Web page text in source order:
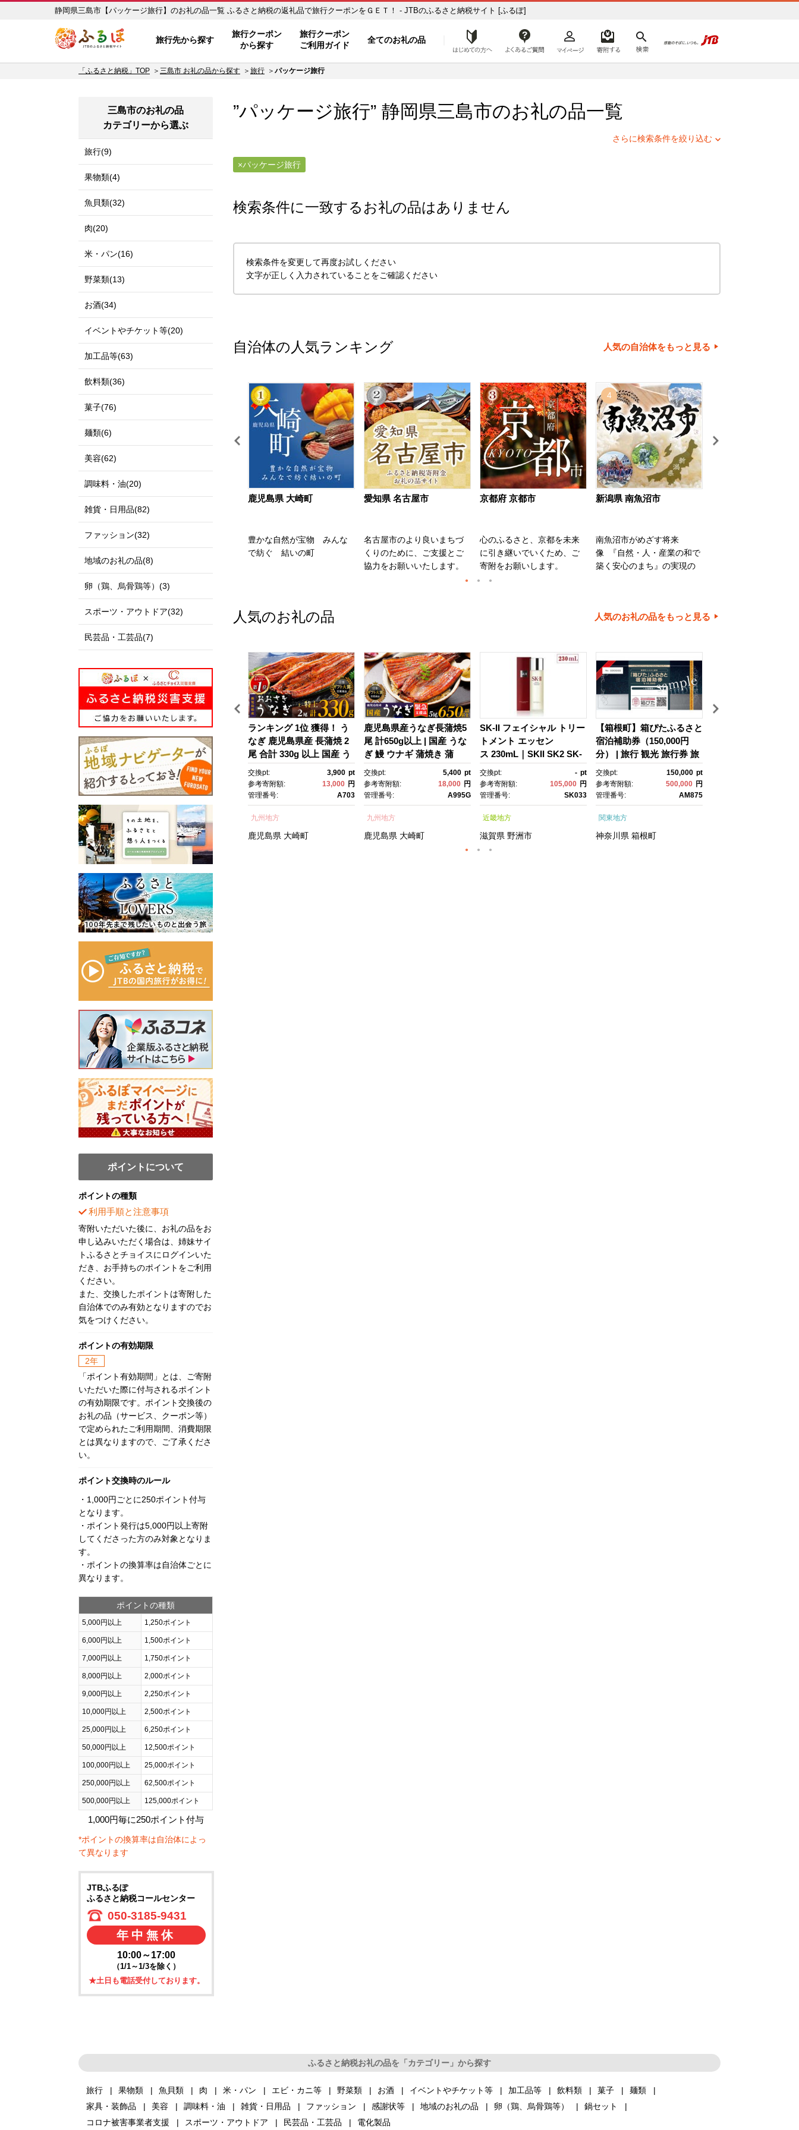
静岡県三島市【パッケージ旅行】のお礼の品一覧 ふるさと納税の返礼品で旅行クーポンをＧＥＴ！ - JTBのふるさと納税サイト [ふるぽ]
旅行先から探す
旅行クーポン
から探す
旅行クーポン
ご利用ガイド
全てのお礼の品 はじめての方へ
「ふるさと納税」TOP 三島市 お礼の品から探す 旅行 パッケージ旅行
”パッケージ旅行” 静岡県三島市のお礼の品一覧
さらに検索条件を絞り込む
パッケージ旅行
検索条件に一致するお礼の品はありません
検索条件を変更して再度お試しください
文字が正しく入力されていることをご確認ください
自治体の人気ランキング 人気の自治体をもっと見る
私たちのまち北栄町は、鳥
口約14,000人の町です。
松の景色が美しい北条砂丘
を望む黒ぼく地帯の丘陵地
があり、豊かな自然に囲ま
し、スイカ、ぶどう、らっ
きょう、長芋などさまざま
な魅力ある農産物が生み出
また、漫画「名探偵コナ
ン」の作者である青山剛昌
氏の出身地であり、駅構内
に「名探偵コナン」の装飾
が施されたコナン駅（JR由
良駅）や青山氏の思い出の
青山剛昌ふるさと館をはじ
め、駅から青山剛昌ふるさ
と館までの約1.4kmを「コナ
ン通り」と名付け、キャラ
クターのブロンズ像やカラ
ーオブジェが点在するなど
「名探偵コナンに会えるま
ち」づくりを進めていま
町を応援していただけるみ
まちづくりを進めていきま
みなさまの応援をよろしく
12
島根県 出雲市
出雲市は、「神話の國出
とともに、出雲大社、荒神
歴史・文化遺産と、日本
豊かな自然に恵まれた地域
です。
「元気な出雲、活力のある
雲」をモットーに、全国に
誇れる都市づくり、愛着と
誇りが持てる故郷づくりを
展開しています。
出雲市では、出雲市の発展
を願う郷土出身の方々や、
出雲市に心を寄せていただ
く全国のみなさまから、広
く寄附を募っています。
いただいたご寄附は「日本
金」に積み立て、次年度以
降に、指定された使途に基
づき、出雲の観光や産業、
福祉、教育、環境など幅広
い分野の事業に活用させて
いただきます。
このふるさと寄附をきっか
けに、全国のみなさまとた
くさんのご縁を結びたいと
願っています。ぜひ、この
支援をよろしくお願いいた
します。
鹿児島県 大崎町
豊かな自然が宝物 みんな
で紡ぐ 結いの町
愛知県 名古屋市
名古屋市のより良いまちづ
くりのために、ご支援とご
協力をお願いいたします。
京都府 京都市
心のふるさと、京都を未来
に引き継いでいくため、ご
寄附をお願いします。
4
新潟県 南魚沼市
南魚沼市がめざす将来
像 『自然・人・産業の和で
築く安心のまち』の実現の
す。
人気のお礼の品 人気のお礼の品をもっと見る
うなぎ 鹿児島県産 長蒲
焼 4尾 合計 660g 以上 国
産 うなぎ 鰻 ウナギ 蒲焼
き 蒲焼 かばやき 魚 魚
介 魚貝 海鮮 うな重 ひつ
まぶし 蒲焼 訳あり ギフ
ト 人気 おすすめ 鹿児島
県 大崎町 大隅半島 鰻 う
なぎ ウナギ 鰻 人気 ウナ
ギ うなぎ おすすめ ランキ
ング うなぎ おいし
い unagi うなぎ 【うなぎ
ぎ unagi 鰻 ウナギ うなぎ
6,600
pt
22,000
円
A702-NT
【テーラー神谷】 オーダ
ー洋服御誂え券
交換pt:
参考寄附額:
1,000,000
管理番号:
中部地方
愛知県 名古屋市
ランキング 1位 獲得！ う
なぎ 鹿児島県産 長蒲焼 2
尾 合計 330g 以上 国産 う
なぎ 鰻 ウナギ 蒲焼き 蒲
焼 かばやき 魚 魚介 魚
貝 海鮮 うな重 ひつまぶ
気 おすすめ 鹿児島県 大崎
町 大隅半島 A703
交換pt: 3,900 pt
参考寄附額:
13,000 円
管理番号:
A703
九州地方
鹿児島県 大崎町
鹿児島県産うなぎ長蒲焼5
尾 計650g以上 | 国産 うな
ぎ 鰻 ウナギ 蒲焼き 蒲
焼 かばやき unagi うなぎ
蒲焼 土用丑の日 土用の丑
の日 丑の日 魚 魚介 魚
り ギフト 人気 おすす
め 鹿児島県 大崎町 大隅半
交換pt: 5,400 pt
参考寄附額:
18,000 円
管理番号:
A995G
九州地方
鹿児島県 大崎町
SK-II フェイシャル トリー
トメント エッセン
ス 230mL｜SKII SK2 SK-
2 SK エスケーツー エスケ
ーツ エスケｰ ピテラ スキ
ンケア 化粧品 ｺｽﾒ フェイ
センス フェイシャルトリ
ートメント トリートメン
交換pt: - pt
参考寄附額:
105,000 円
管理番号:
SK033
近畿地方
滋賀県 野洲市
【箱根町】箱ぴたふるさと
宿泊補助券（150,000円
分） | 旅行 観光 旅行券 旅
行クーポン クーポン 箱根
町ふるさと納税 神奈川県
ふるさと納税 神奈川県 箱
交換pt: 150,000 pt
参考寄附額:
500,000 円
管理番号:
AM875
関東地方
神奈川県 箱根町
三島市のお礼の品
カテゴリーから選ぶ
旅行(9)
果物類(4)
魚貝類(32)
肉(20)
米・パン(16)
野菜類(13)
お酒(34)
イベントやチケット等(20)
加工品等(63)
飲料類(36)
菓子(76)
麺類(6)
美容(62)
調味料・油(20)
雑貨・日用品(82)
ファッション(32)
地域のお礼の品(8)
卵（鶏、烏骨鶏等）(3)
スポーツ・アウトドア(32)
民芸品・工芸品(7)
ポイントについて
ポイントの種類
利用手順と注意事項
寄附いただいた後に、お礼の品をお
申し込みいただく場合は、姉妹サイ
トふるさとチョイスにログインいた
だき、お手持ちのポイントをご利用
ください。
また、交換したポイントは寄附した
自治体でのみ有効となりますのでお
気をつけください。
ポイントの有効期限
2年
「ポイント有効期間」とは、ご寄附
いただいた際に付与されるポイント
の有効期限です。ポイント交換後の
お礼の品（サービス、クーポン等）
で定められたご利用期間、消費期限
とは異なりますので、ご了承くださ
い。
ポイント交換時のルール
・1,000円ごとに250ポイント付与
となります。
・ポイント発行は5,000円以上寄附
してくださった方のみ対象となりま
す。
・ポイントの換算率は自治体ごとに
異なります。
ポイントの種類
5,000円以上 1,250ポイント
6,000円以上 1,500ポイント
7,000円以上 1,750ポイント
8,000円以上 2,000ポイント
9,000円以上 2,250ポイント
10,000円以上 2,500ポイント
25,000円以上 6,250ポイント
50,000円以上 12,500ポイント
100,000円以上 25,000ポイント
250,000円以上 62,500ポイント
500,000円以上 125,000ポイント
1,000円毎に250ポイント付与
*ポイントの換算率は自治体によっ
て異なります
JTBふるぽ
ふるさと納税コールセンター
050-3185-9431
年中無休
10:00～17:00
（1/1～1/3を除く）
★土日も電話受付しております。
ふるさと納税お礼の品を「カテゴリー」から探す
旅行 果物類 魚貝類 肉 米・パン エビ・カニ等 野菜類 お酒 イベントやチケット等 加工品等 飲料類 菓子
麺類
家具・装飾品
美容 調味料・油 雑貨・日用品 ファッション 感謝状等 地域のお礼の品 卵（鶏、烏骨鶏等）
鍋セット
コロナ被害事業者支援
スポーツ・アウトドア 民芸品・工芸品 電化製品